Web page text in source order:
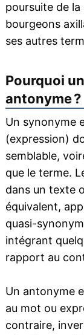
poursuite de
bourgeons
ses autres
Pourquoi
antonyme ?
Un synonyme
(expression)
semblable,
que le terme.
dans un texte
équivalent,
quasi-
intégrant
rapport au
Un antonyme
au mot ou
contraire,